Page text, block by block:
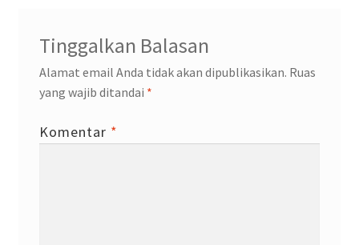
Tinggalkan Balasan
Alamat email Anda tidak akan dipublikasikan. Ruas
yang wajib ditandai *
Komentar *